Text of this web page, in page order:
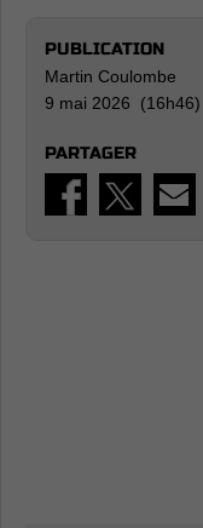
PUBLICATION
Martin Coulombe
9 mai 2026 (16h46)
PARTAGER